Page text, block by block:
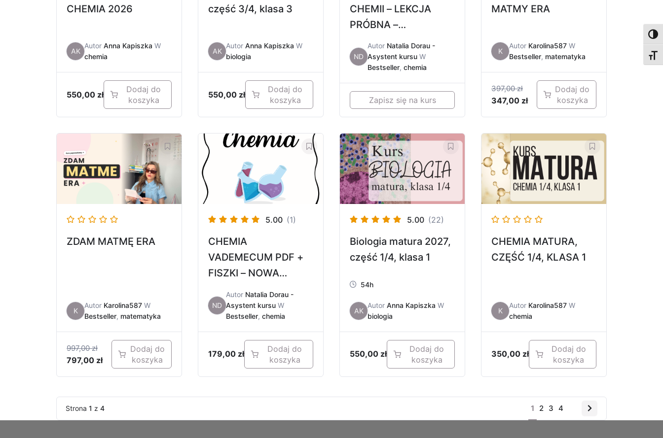
CHEMIA 2026
AK
Autor Anna Kapiszka W
chemia
550,00 zł
Dodaj do
koszyka
część 3/4, klasa 3
AK
Autor Anna Kapiszka W
biologia
550,00 zł
Dodaj do
koszyka
CHEMII – LEKCJA
PRÓBNA –
STECHIOMETRIA
ND
Autor Natalia Dorau -
Asystent kursu W
Bestseller, chemia
Zapisz się na kurs
MATMY ERA
K
Autor Karolina587 W
Bestseller, matematyka
397,00zł
347,00 zł
Dodaj do
koszyka
ZDAM MATMĘ ERA
K
Autor Karolina587 W
Bestseller, matematyka
997,00zł
797,00 zł
Dodaj do
koszyka
5.00 (1)
CHEMIA
VADEMECUM PDF +
FISZKI – NOWA
ND
Autor Natalia Dorau -
Asystent kursu W
Bestseller, chemia
179,00 zł
Dodaj do
koszyka
5.00 (22)
Biologia matura 2027,
część 1/4, klasa 1
54h
AK
Autor Anna Kapiszka W
biologia
550,00 zł
Dodaj do
koszyka
CHEMIA MATURA,
CZĘŚĆ 1/4, KLASA 1
K
Autor Karolina587 W
chemia
350,00 zł
Dodaj do
koszyka
Strona 1 z 4 1 2 3 4